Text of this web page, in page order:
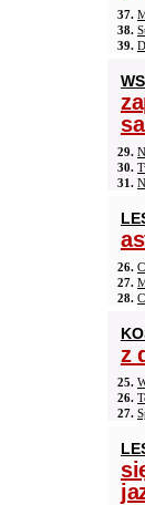
37.
38.
39.
29.
30.
31.
26.
27.
28.
z
25.
26.
27.